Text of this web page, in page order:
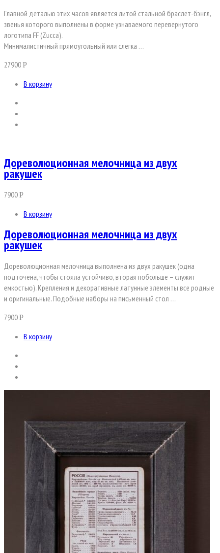
Главной деталью этих часов является литой стальной браслет-бэнгл,
звенья которого выполнены в форме узнаваемого перевернутого
логотипа FF (Zucca).
Минималистичный прямоугольный или слегка …
27900Р
В корзину
Дореволюционная мелочница из двух
ракушек
7900Р
В корзину
Дореволюционная мелочница из двух
ракушек
Дореволюционная мелочница выполнена из двух ракушек (одна
подточена, чтобы стояла устойчиво, вторая побольше – служит
емкостью). Крепления и декоративные латунные элементы все родные
и оригинальные. Подобные наборы на письменный стол …
7900Р
В корзину